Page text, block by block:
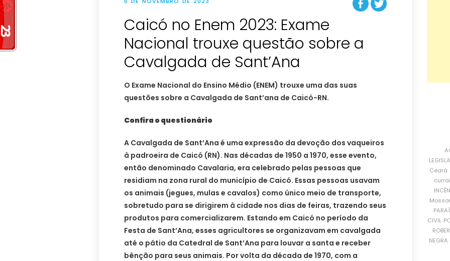
Caicó no Enem 2023: Exame
Nacional trouxe questão sobre a
Cavalgada de Sant’Ana
O Exame Nacional do Ensino Médio (ENEM) trouxe uma das suas
questões sobre a Cavalgada de Sant’ana de Caicó-RN.
Confira o questionário
A Cavalgada de Sant’Ana é uma expressão da devoção dos vaqueiros
à padroeira de Caicó (RN). Nas décadas de 1950 a 1970, esse evento,
então denominado Cavalaria, era celebrado pelas pessoas que
residiam na zona rural do município de Caicó. Essas pessoas usavam
os animais (jegues, mulas e cavalos) como único meio de transporte,
sobretudo para se dirigirem à cidade nos dias de feiras, trazendo seus
produtos para comercializarem. Estando em Caicó no período da
Festa de Sant’Ana, esses agricultores se organizavam em cavalgada
até o pátio da Catedral de Sant’Ana para louvar a santa e receber
bênção para seus animais. Por volta da década de 1970, com a
Ceará
CIVIL
NEGRA